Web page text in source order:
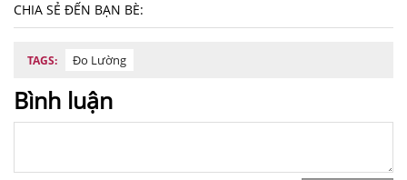
CHIA SẺ ĐẾN BẠN BÈ:
TAGS: Đo Lường
Bình luận